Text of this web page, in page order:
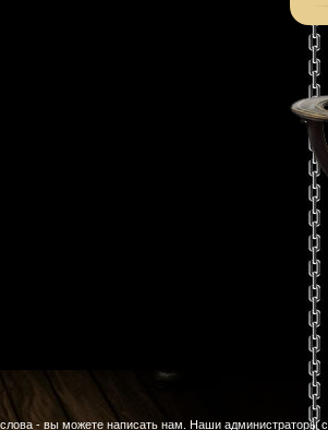
- вы можете написать нам. Наши администраторы с